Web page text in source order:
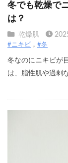
冬でも乾燥で
は？
乾燥肌
#ニキビ #冬
冬なのにニキビが
は、脂性肌や過剰